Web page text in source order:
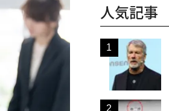
人気記事